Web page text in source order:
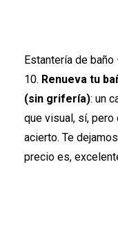
Estantería de
10. Renueva tu
(sin grifería): un
que visual, sí, pero
acierto. Te
precio es,